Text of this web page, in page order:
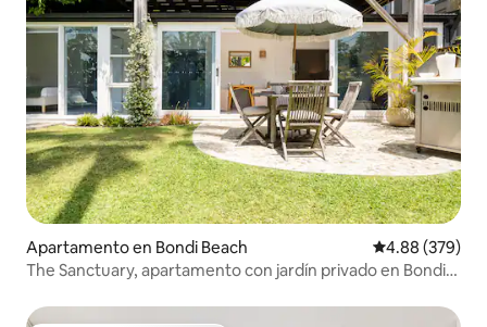
Apartamento en Bondi Beach Calificación
4.88 (379)
The Sanctuary, apartamento con jardín privado en Bondi